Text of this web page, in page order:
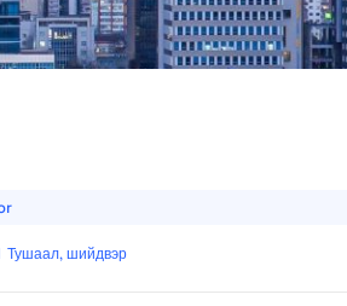
Тушаал, шийдвэр